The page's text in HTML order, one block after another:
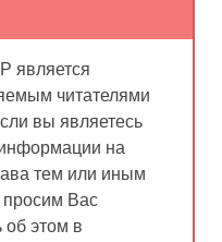
читателями
вы являетесь
на
тем или иным
Вас
об этом в